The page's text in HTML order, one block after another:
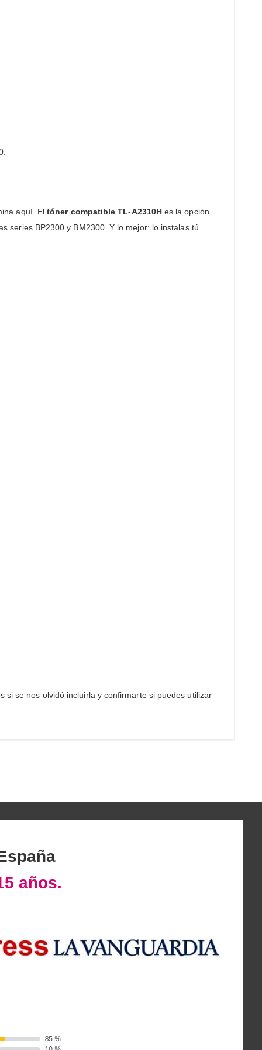
aquí. Eltóner compatible TL‑A2310Hes la opción
series BP2300 y BM2300. Y lo mejor: lo instalas tú
si se nos olvidó incluirla y confirmarte si puedes utilizar
años.